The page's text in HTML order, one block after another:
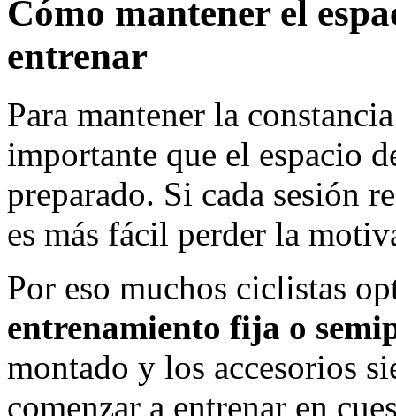
Cómo mantener el
entrenar
Para mantener la
importante que el espacio
preparado. Si cada sesión
es más fácil perder la
Por eso muchos ciclistas
entrenamiento fija o
montado y los accesorios
comenzar a entrenar en